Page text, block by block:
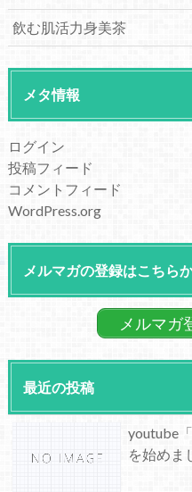
飲む肌活力身美茶
メタ情報
ログイン
投稿フィード
コメントフィード
WordPress.org
メルマガの登録はこちら
メルマガ
最近の投稿
youtube
を始めま